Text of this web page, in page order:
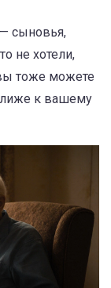
сыновья,
не хотели,
тоже можете
к вашему